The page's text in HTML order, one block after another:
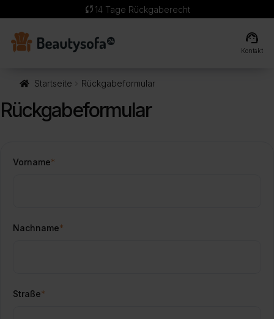
sync 14 Tage Rückgaberecht
support_agent
Kontakt
Startseite Rückgabeformular
Rückgabeformular
Vorname*
Nachname*
Straße*